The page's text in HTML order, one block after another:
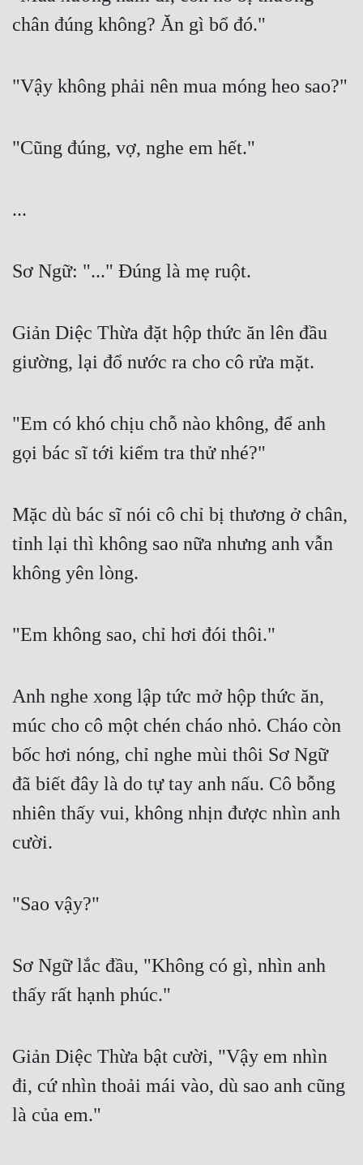
Đẹp
Cơ Trí
chân đúng không? Ăn gì bổ đó."
"Vậy không phải nên mua móng heo sao?"
"Cũng đúng, vợ, nghe em hết."
...
Sơ Ngữ: "..." Đúng là mẹ ruột.
Giản Diệc Thừa đặt hộp thức ăn lên đầu
giường, lại đổ nước ra cho cô rửa mặt.
"Em có khó chịu chỗ nào không, để anh
gọi bác sĩ tới kiểm tra thử nhé?"
Mặc dù bác sĩ nói cô chỉ bị thương ở chân,
tỉnh lại thì không sao nữa nhưng anh vẫn
không yên lòng.
"Em không sao, chỉ hơi đói thôi."
Anh nghe xong lập tức mở hộp thức ăn,
múc cho cô một chén cháo nhỏ. Cháo còn
bốc hơi nóng, chỉ nghe mùi thôi Sơ Ngữ
đã biết đây là do tự tay anh nấu. Cô bỗng
nhiên thấy vui, không nhịn được nhìn anh
cười.
"Sao vậy?"
Sơ Ngữ lắc đầu, "Không có gì, nhìn anh
thấy rất hạnh phúc."
Giản Diệc Thừa bật cười, "Vậy em nhìn
đi, cứ nhìn thoải mái vào, dù sao anh cũng
là của em."